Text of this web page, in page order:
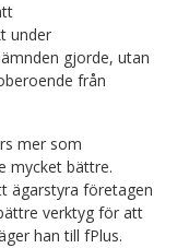
under
gjorde, utan
från
mer som
mycket bättre.
ägarstyra företagen
verktyg för att
han till fPlus.